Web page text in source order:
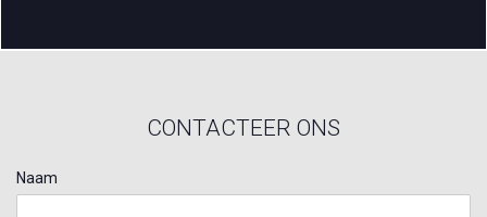
CONTACTEER ONS
Naam